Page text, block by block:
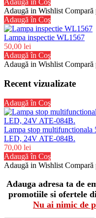
Adaugă în Coş
Adaugă in Wishlist Compară
Adaugă în Coş
Lampa inspectie WL1567
50,00 lei
Adaugă în Coş
Adaugă in Wishlist Compară
Recent vizualizate
Adaugă în Coş
Lampa stop multifunctionala
LED, 24V ATE-084B.
70,00 lei
Adaugă în Coş
Adaugă in Wishlist Compară
Adauga adresa ta de
promotiile si ofertele
Nu ai nimic de